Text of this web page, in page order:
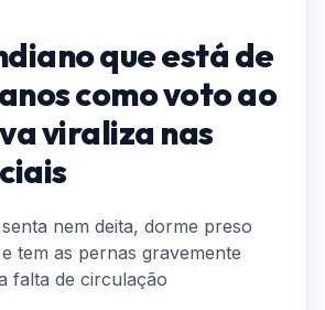
que está de
como voto ao
viraliza nas
nem deita, dorme preso
tem as pernas gravemente
falta de circulação